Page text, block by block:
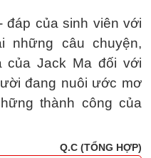
đáp của sinh viên với
những câu chuyện,
của Jack Ma đối với
đang nuôi ước mơ
thành công của
Q.C (TỔNG HỢP)